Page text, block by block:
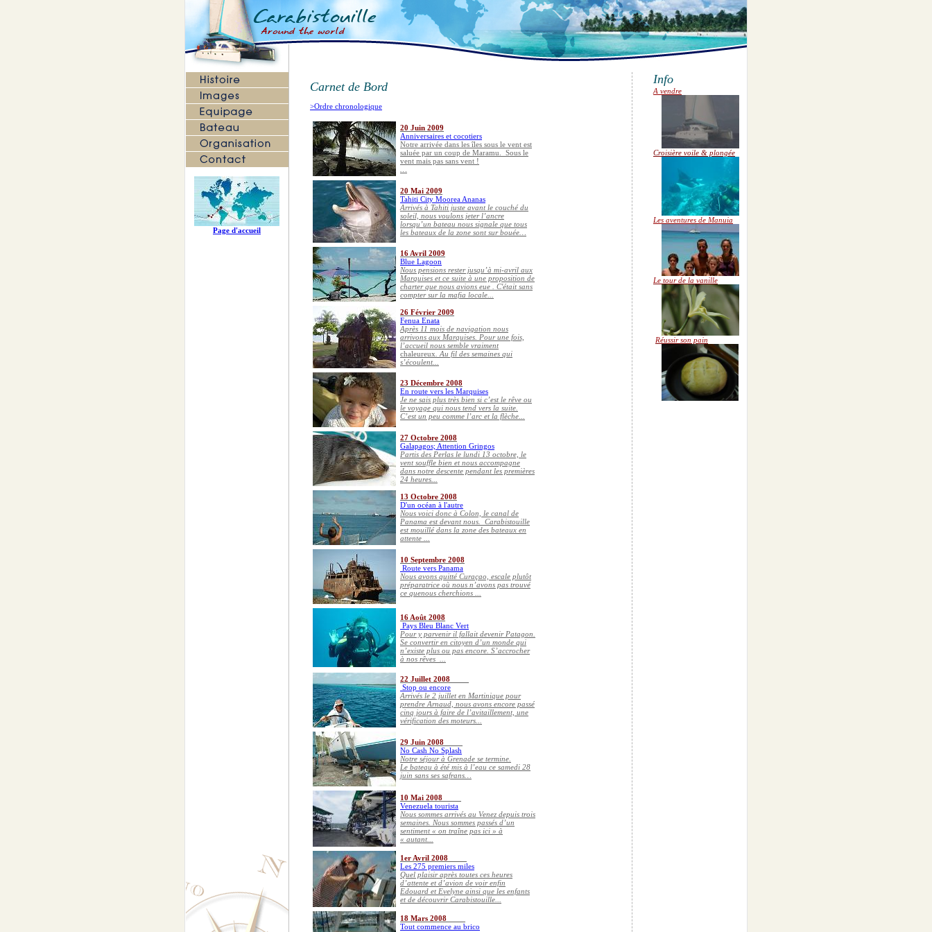
Page d'accueil
Carnet de Bord
>Ordre chronologique
20 Juin 2009
Anniversaires et cocotiers
Notre arrivée dans les îles sous le vent est
saluée par un coup de Maramu.
Sous le
vent mais pas sans vent !
20 Mai 2009
Tahiti City Moorea Ananas
Arrivés à Tahiti juste avant le couché du
soleil, nous voulons jeter l’ancre
lorsqu’un bateau nous signale que tous
les bateaux de la zone sont sur bouée…
16 Avril 2009
Blue Lagoon
Nous pensions rester jusqu’à mi-avril aux
Marquises et ce suite à une proposition de
charter que nous avions eue . C'était sans
compter sur la mafia locale...
26 Février 2009
Fenua Enata
Après 11 mois de navigation nous
arrivons aux Marquises. Pour une fois,
l’accueil nous semble vraiment
chaleureux . Au fil des semaines qui
s’écoulent...
23 Décembre 2008
En route vers les Marquises
Je ne sais plus très bien si c’est le rêve ou
le voyage qui nous tend vers la suite.
C’est un peu comme l’arc et la flèche...
27 Octobre 2008
Galapagos; Attention Gringos
Partis des Perlas le lundi 13 octobre, le
vent souffle bien et nous accompagne
dans notre descente pendant les premières
24 heures...
13 Octobre 2008
D'un océan à l'autre
Nous voici donc à Colon, le canal de
Panama est devant nous. Carabistouille
est mouillé dans la zone des bateaux en
attente ...
10 Septembre 2008
Route vers Panama
Nous avons quitté Curaçao, escale plutôt
préparatrice où nous n’avons pas trouvé
ce quenous cherchions ...
16 Août 2008
Pays Bleu Blanc Vert
Pour y parvenir il fallait devenir Patagon.
Se convertir en citoyen d’un monde qui
n’existe plus ou pas encore. S’accrocher
à nos rêves ...
22 Juillet 2008
Stop ou encore
Arrivés le 2 juillet en Martinique pour
prendre Arnaud, nous avons encore passé
cinq jours à faire de l’avitaillement, une
vérification des moteurs...
29 Juin 2008
No Cash No Splash
Notre séjour à Grenade se termine.
Le bateau à été mis à l’eau ce samedi 28
juin sans ses safrans…
10 Mai 2008
Venezuela tourista
Nous sommes arrivés au Venez depuis trois
semaines. Nous sommes passés d’un
sentiment « on traîne pas ici » à
« autant...
1er Avril 2008
Les 275 premiers miles
Quel plaisir après toutes ces heures
d’attente et d’avion de voir enfin
Edouard et Evelyne ainsi que les enfants
et de découvrir Carabistouille...
18 Mars 2008
Tout commence au brico
Info
A vendre
Croisière voile & plongée
Les aventures de Manuia
Le tour de la vanille
Réussir son pain